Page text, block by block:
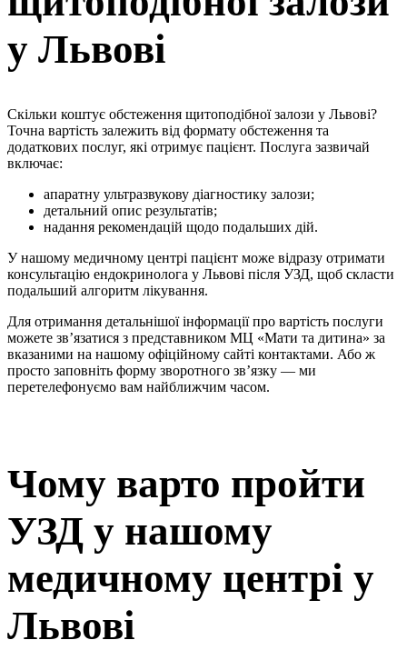
у Львові
Скільки коштує обстеження щитоподібної залози у Львові?
Точна вартість залежить від формату обстеження та
додаткових послуг, які отримує пацієнт. Послуга зазвичай
включає:
апаратну ультразвукову діагностику залози;
детальний опис результатів;
надання рекомендацій щодо подальших дій.
У нашому медичному центрі пацієнт може відразу отримати
консультацію ендокринолога у Львові після УЗД, щоб скласти
подальший алгоритм лікування.
Для отримання детальнішої інформації про вартість послуги
можете зв’язатися з представником МЦ «Мати та дитина» за
вказаними на нашому офіційному сайті контактами. Або ж
просто заповніть форму зворотного зв’язку — ми
перетелефонуємо вам найближчим часом.
Чому варто пройти
УЗД у нашому
медичному центрі у
Львові